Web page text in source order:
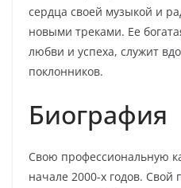
сердца своей музыкой и
новыми треками. Ее
любви и успеха, служит
поклонников.
Биография
Свою профессиональную
начале 2000-х годов.